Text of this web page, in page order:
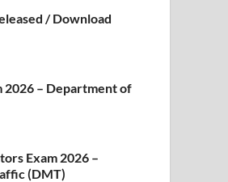
/ Download
– Department of
Exam 2026 –
(DMT)